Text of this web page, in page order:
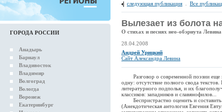
ГОРОДА РОССИИ
Анадырь
Барнаул
Владивосток
Владимир
Волгоград
Вологда
Воронеж
Екатеринбург
следующая публикация Все
Вылезает из болота
О стихах и песнях нео-обэриута Левина
28.04.2008
Андрей Урицкий
Сайт Александра Левина
Разговор о современной поэзии еще и
одну: отсутствие полного свода
литературного подполья, и их
классиков: западников и славянофилов...
Беспристрастно оценить и составить
(Анекдотическая антология Евгения